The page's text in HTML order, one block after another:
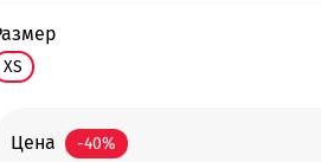
размер
XS
Цена -40%